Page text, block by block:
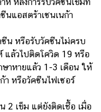
นแอสตร้าเซนเนก้า
ซีน หรือรับวัคซีนไม่ครบ
แล้วไปติดโควิด 19 หรือ
ษาหายแล้ว 1-3 เดือน ให้
า หรือวัคซีนไฟเซอร์
2 เข็ม แต่ยังติดเชื้อ เมื่อ